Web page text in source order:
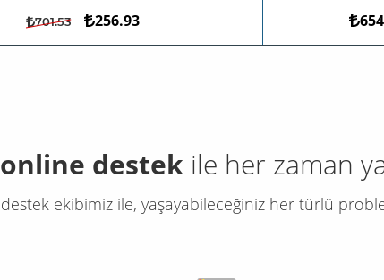
701.53 256.93
online destek ile her zaman
ekibimiz ile, yaşayabileceğiniz her türlü